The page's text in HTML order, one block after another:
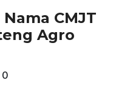
CMJT
Agro
0